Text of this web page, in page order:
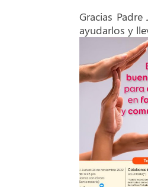
Gracias
ayudarlos y